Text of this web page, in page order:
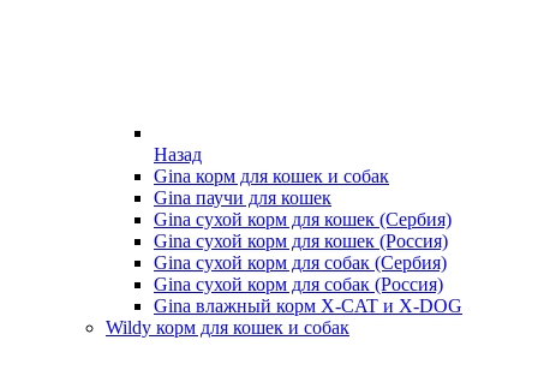
Назад
Gina корм для кошек и собак
Gina паучи для кошек
Gina сухой корм для кошек (Сербия)
Gina сухой корм для кошек (Россия)
Gina сухой корм для собак (Сербия)
Gina сухой корм для собак (Россия)
Gina влажный корм X-CAT и X-DOG
Wildy корм для кошек и собак